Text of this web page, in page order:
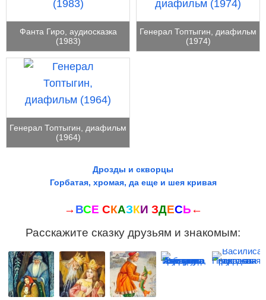
Фанта Гиро, аудиосказка
(1983)
Генерал Топтыгин, диафильм
(1974)
Генерал Топтыгин, диафильм
(1964)
Дрозды и скворцы
Горбатая, хромая, да еще и шея кривая
→ ВСЕ СКАЗКИ ЗДЕСЬ ←
Расскажите сказку друзьям и знакомым: